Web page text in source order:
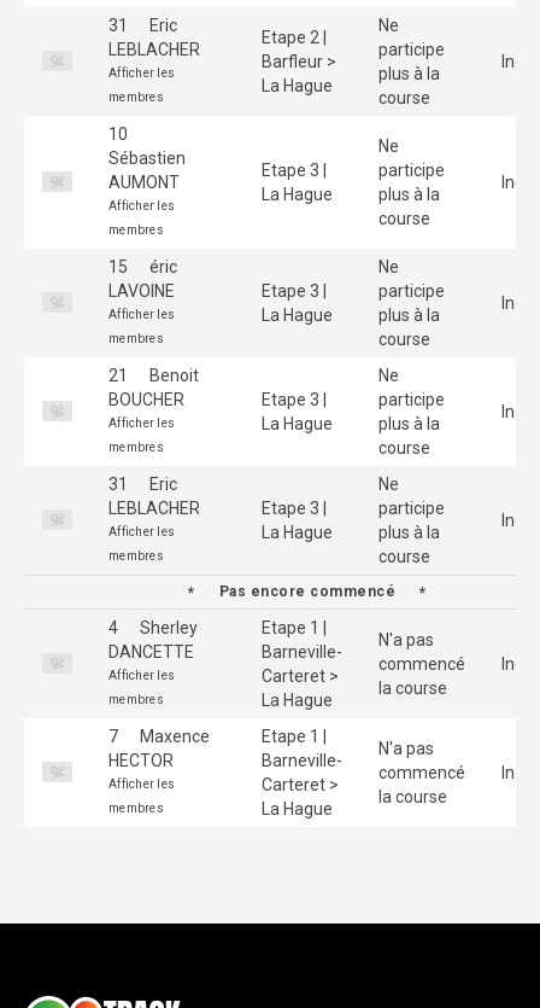
31
Eric
LEBLACHER
Afficher les
membres
Etape 2 |
Barfleur >
La Hague
Ne
participe
plus à la
course
10
Sébastien
AUMONT
Afficher les
membres
Etape 3 |
La Hague
Ne
participe
plus à la
course
15
éric
LAVOINE
Afficher les
membres
Etape 3 |
La Hague
Ne
participe
plus à la
course
21
Benoit
BOUCHER
Afficher les
membres
Etape 3 |
La Hague
Ne
participe
plus à la
course
31
Eric
LEBLACHER
Afficher les
membres
Etape 3 |
La Hague
Ne
participe
plus à la
course
Pas encore commencé
4
Sherley
DANCETTE
Afficher les
membres
Etape 1 |
Barneville-
Carteret >
La Hague
N'a pas
commencé
la course
7
Maxence
HECTOR
Afficher les
membres
Etape 1 |
Barneville-
Carteret >
La Hague
N'a pas
commencé
la course